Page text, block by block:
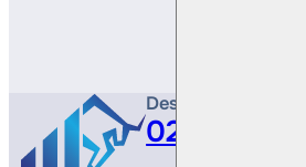
Destek Hattı
0212 410